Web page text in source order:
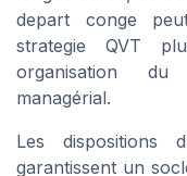
depart conge
strategie QVT
organisation du
managérial.
Les dispositions
garantissent un